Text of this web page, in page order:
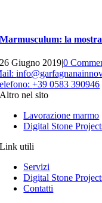
Marmusculum: la
26 Giugno 2019|0
+39 0583 390946
Altro nel sito
Lavorazione marmo
Digital Stone
Link utili
Servizi
Digital Stone
Contatti